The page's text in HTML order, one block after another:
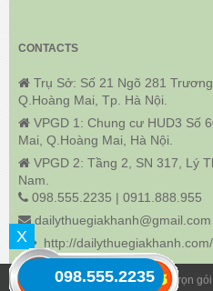
CONTACTS
Trụ Sở: Số 21 Ngõ 281
Q.Hoàng Mai, Tp. Hà Nội.
VPGD 1: Chung cư HUD3 Số
Mai, Q.Hoàng Mai, Hà Nội.
VPGD 2: Tầng 2, SN 317, Lý
Nam.
098.555.2235 | 0911.888.955
dailythuegiakhanh@gmail.com
http://dailythuegiakhanh.com/
© 2018 Dịch Vụ Kế Toán Thuế Trọn
X
098.555.2235